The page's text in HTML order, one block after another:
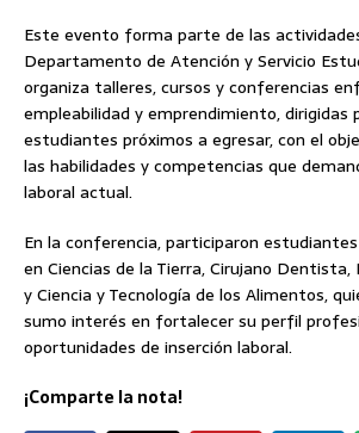
Este evento forma parte de las
Departamento de Atención y Servicio
organiza talleres, cursos y conferencias
empleabilidad y emprendimiento, dirigidas
estudiantes próximos a egresar, con el
las habilidades y competencias que
laboral actual.
En la conferencia, participaron
en Ciencias de la Tierra, Cirujano Dentista,
y Ciencia y Tecnología de los Alimentos,
sumo interés en fortalecer su perfil
oportunidades de inserción laboral.
¡Comparte la nota!